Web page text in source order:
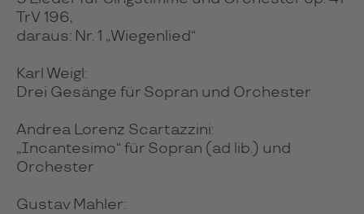
TrV 196,
daraus: Nr. 1 „Wiegenlied“
Karl Weigl:
Drei Gesänge für Sopran und Orchester
Andrea Lorenz Scartazzini:
„Incantesimo“ für Sopran (ad lib.) und
Orchester
Gustav Mahler: